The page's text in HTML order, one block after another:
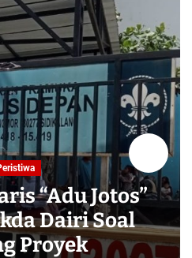
“Adu Jotos”
Dairi Soal
Proyek